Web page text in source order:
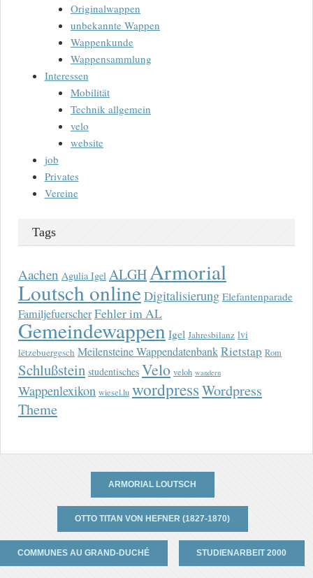
Originalwappen
unbekannte Wappen
Wappenkunde
Wappensammlung
Interessen
Mobilität
Technik allgemein
velo
website
job
Privates
Vereine
Tags
Aachen Agulia Igel ALGH Armorial
Loutsch onlineDigitalisierung Elefantenparade
FamiljefuerscherFehler im AL
Gemeindewappen Igel Jahresbilanz lvi
lëtzebuergesch Meilensteine WappendatenbankRietstap Rom
Schlußstein studentisches Velo veloh wandern
Wappenlexikon wiesel.lu wordpressWordpress
Theme
ARMORIAL LOUTSCH
OTTO TITAN VON HEFNER (1827-1870)
COMMUNES AU GRAND-DUCHÉ STUDIENARBEIT 2000